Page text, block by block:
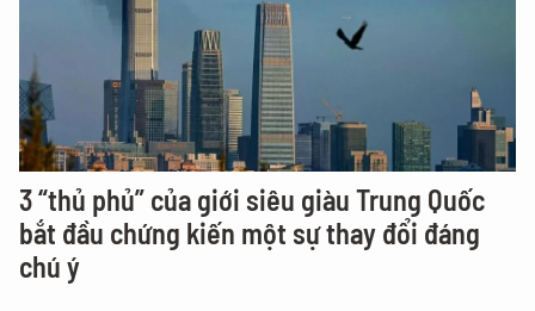
3 “thủ phủ” của giới siêu giàu Trung Quốc
bắt đầu chứng kiến một sự thay đổi đáng
chú ý